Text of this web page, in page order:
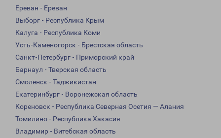
Ереван - Ереван
Выборг - Республика Крым
Калуга - Республика Коми
Усть-Каменогорск - Брестская область
Санкт-Петербург - Приморский край
Барнаул - Тверская область
Смоленск - Таджикистан
Екатеринбург - Воронежская область
Кореновск - Республика Северная Осетия — Алания
Томилино - Республика Хакасия
Владимир - Витебская область